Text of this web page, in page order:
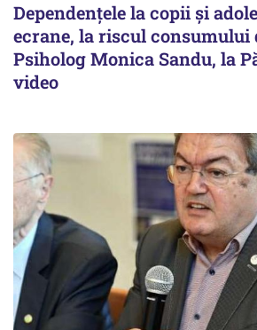
Dependențele la copii și
ecrane, la riscul consumului
Psiholog Monica Sandu, la
video